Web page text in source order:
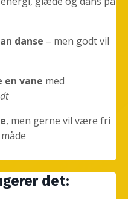
danse – men godt vil
en vane med
, men gerne vil være fri
det: